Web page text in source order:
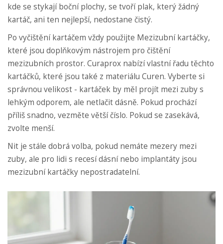
kde se stykají boční plochy, se tvoří plak, který žádný
kartáč, ani ten nejlepší, nedostane čistý.
Po vyčištění kartáčem vždy použijte Mezizubní kartáčky,
které jsou doplňkovým nástrojem pro čištění
mezizubních prostor. Curaprox nabízí vlastní řadu těchto
kartáčků, které jsou také z materiálu Curen. Vyberte si
správnou velikost - kartáček by měl projít mezi zuby s
lehkým odporem, ale netlačit dásně. Pokud prochází
příliš snadno, vezměte větší číslo. Pokud se zasekává,
zvolte menší.
Nit je stále dobrá volba, pokud nemáte mezery mezi
zuby, ale pro lidi s recesí dásní nebo implantáty jsou
mezizubní kartáčky nepostradatelní.